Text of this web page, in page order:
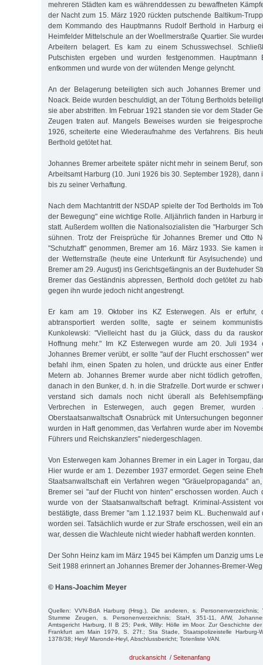
mehreren Städten kam es währenddessen zu bewaffneten
der Nacht zum 15. März 1920 rückten putschende Baltikum-
dem Kommando des Hauptmanns Rudolf Berthold in Harburg
Heimfelder Mittelschule an der Woellmerstraße Quartier. Sie
Arbeitern belagert. Es kam zu einem Schusswechsel.
Putschisten ergeben und wurden festgenommen. Hauptmann
entkommen und wurde von der wütenden Menge gelyncht.
An der Belagerung beteiligten sich auch Johannes Bremer und
Noack. Beide wurden beschuldigt, an der Tötung Bertholds
sie aber abstritten. Im Februar 1921 standen sie vor dem Stader
Zeugen traten auf. Mangels Beweises wurden sie
1926, scheiterte eine Wiederaufnahme des Verfahrens. Bis
Berthold getötet hat.
Johannes Bremer arbeitete später nicht mehr in seinem Beruf,
Arbeitsamt Harburg (10. Juni 1926 bis 30. September 1928), dann
bis zu seiner Verhaftung.
Nach dem Machtantritt der NSDAP spielte der Tod Bertholds im
der Bewegung" eine wichtige Rolle. Alljährlich fanden in Harburg
statt. Außerdem wollten die Nationalsozialisten die "Harburger
sühnen. Trotz der Freisprüche für Johannes Bremer und Otto
"Schutzhaft" genommen, Bremer am 16. März 1933. Sie kamen
der Wetternstraße (heute eine Unterkunft für Asylsuchende)
Bremer am 29. August) ins Gerichtsgefängnis an der Buxtehuder
Bremer das Geständnis abpressen, Berthold doch getötet zu
gegen ihn wurde jedoch nicht angestrengt.
Er kam am 19. Oktober ins KZ Esterwegen. Als er erfuhr,
abtransportiert werden sollte, sagte er seinem
Kunkolewski: "Vielleicht hast du ja Glück, dass du da
Hoffnung mehr." Im KZ Esterwegen wurde am 20. Juli 1934
Johannes Bremer verübt, er sollte "auf der Flucht erschossen"
befahl ihm, einen Spaten zu holen, und drückte aus einer
Metern ab. Johannes Bremer wurde aber nicht tödlich
danach in den Bunker, d. h. in die Strafzelle. Dort wurde er
verstand sich damals noch nicht überall als
Verbrechen in Esterwegen, auch gegen Bremer, wurden
Oberstaatsanwaltschaft Osnabrück mit Untersuchungen
wurden in Haft genommen, das Verfahren wurde aber im
Führers und Reichskanzlers" niedergeschlagen.
Von Esterwegen kam Johannes Bremer in ein Lager in Torgau,
Hier wurde er am 1. Dezember 1937 ermordet. Gegen seine
Staatsanwaltschaft ein Verfahren wegen "Gräuel­propaganda"
Bremer sei "auf der Flucht von hinten" erschossen worden. Auch
wurde von der Staatsanwaltschaft befragt. Kriminal-Assistent
bestätigte, dass Bremer "am 1.12.1937 beim KL. Buchenwald auf
worden sei. Tatsächlich wurde er zur Strafe erschossen, weil ein
war, dessen die Wachleute nicht wieder habhaft werden konnten.
Der Sohn Heinz kam im März 1945 bei Kämpfen um Danzig ums
Seit 1988 erinnert an Johannes Bremer der Johannes-Bremer-
© Hans-Joachim Meyer
Quellen: VVN-BdA Harburg (Hrsg.), Die anderen, s. Personenverzeichnis;
Stumme Zeugen, s. Personenverzeichnis; StaH, 351-11, AfW,
Amtsgericht Harburg, II B 25; Perk, Willy: Hölle im Moor. Zur Geschichte
Frankfurt am Main 1979, S. 27f.; Sta Stade, Staatspolizeistelle Harburg-
1378/38; Heyl/ Maronde-Heyl, Abschlussbericht; Totenliste VAN.
druckansicht / Seitenanfang